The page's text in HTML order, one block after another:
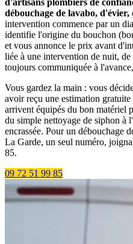
d'artisans plombiers de
débouchage de lavabo, d'évier,
intervention commence par un
identifie l'origine du bouchon
et vous annonce le prix avant
liée à une intervention de nuit,
toujours communiquée à
Vous gardez la main : vous
avoir reçu une estimation
arrivent équipés du bon matériel
du simple nettoyage de siphon à
encrassée. Pour un débouchage
La Garde, un seul numéro,
85.
09 72 51 99 85